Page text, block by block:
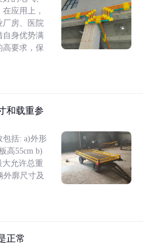
应用上，
厂房、医院
自身优势满
高要求，保
和载重参
包括: a)外形
高55cm b)
大允许总重
外廓尺寸及
正常